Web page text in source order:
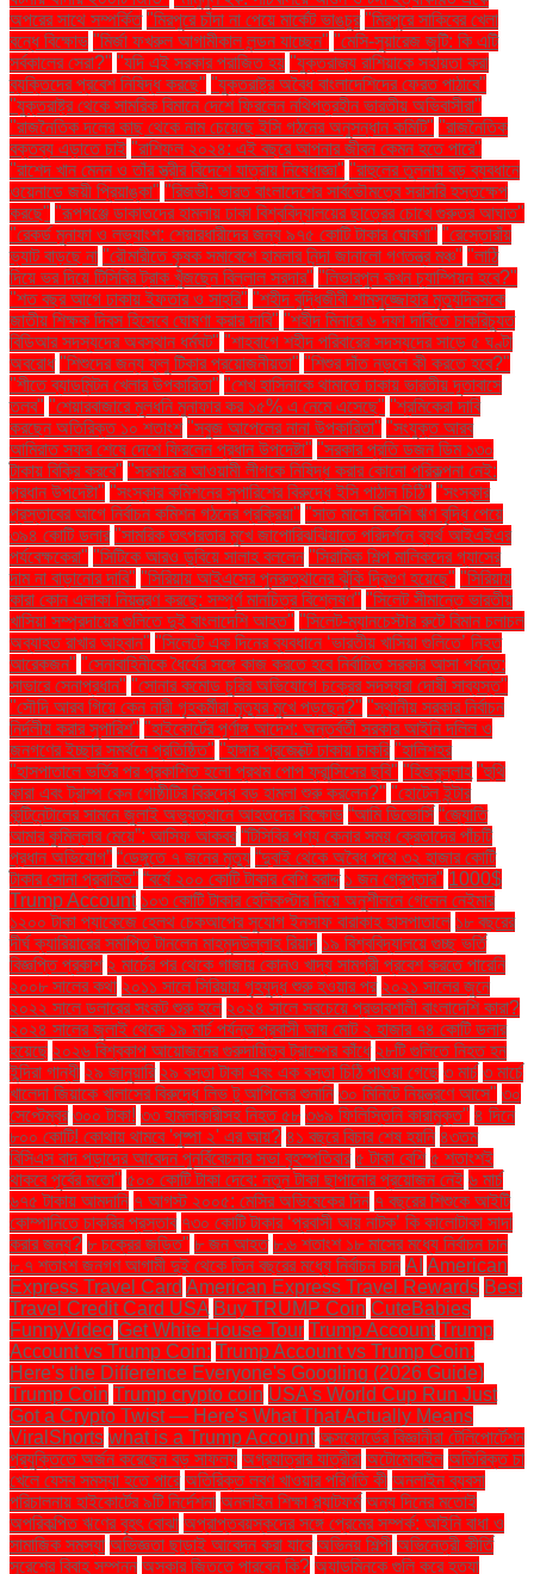
অপরের সাথে সম্পর্কিত "মিরপুরে চাঁদা না পেয়ে মার্কেট ভাঙচুর "মিরপুরে সাকিবের খেলা
বন্ধে বিক্ষোভ "মির্জা ফখরুল আগামীকাল লন্ডন যাচ্ছেন" "মেসি-সুয়ারেজ জুটি: কি এটি
সর্বকালের সেরা?" "যদি এই সরকার পরাজিত হয় "যুক্তরাজ্য রাশিয়াকে সহায়তা করা
ব্যক্তিদের প্রবেশ নিষিদ্ধ করছে" "যুক্তরাষ্ট্র অবৈধ বাংলাদেশিদের ফেরত পাঠাবে"
"যুক্তরাষ্ট্র থেকে সামরিক বিমানে দেশে ফিরলেন নথিপত্রহীন ভারতীয় অভিবাসীরা"
"রাজনৈতিক দলের কাছ থেকে নাম চেয়েছে ইসি গঠনের অনুসন্ধান কমিটি" "রাজনৈতিক
বক্তব্য এড়াতে চাই "রাশিফল ২০২৪: এই বছরে আপনার জীবন কেমন হতে পারে"
"রাশেদ খান মেনন ও তাঁর স্ত্রীর বিদেশে যাত্রায় নিষেধাজ্ঞা" "রাহুলের তুলনায় বড় ব্যবধানে
ওয়েনাডে জয়ী প্রিয়াঙ্কা" "রিজভী: ভারত বাংলাদেশের সার্বভৌমত্বে সরাসরি হস্তক্ষেপ
করছে" "রূপগঞ্জে ডাকাতদের হামলায় ঢাকা বিশ্ববিদ্যালয়ের ছাত্রের চোখে গুরুতর আঘাত"
"রেকর্ড মুনাফা ও লভ্যাংশ: শেয়ারধারীদের জন্য ৯৭৫ কোটি টাকার ঘোষণা" "রেস্তোরাঁয়
ভ্যাট বাড়ছে না "রৌমারীতে কৃষক সমাবেশে হামলার নিন্দা জানালো গণতন্ত্র মঞ্চ" "লাঠি
দিয়ে ভর দিয়ে টিসিবির ট্রাক খুঁজছেন বিল্লাল সরদার" "লিভারপুল কখন চ্যাম্পিয়ন হবে?"
"শত বছর আগে ঢাকায় ইফতার ও সাহ্‌রি" "শহীদ বুদ্ধিজীবী শামসুজ্জোহার মৃত্যুদিবসকে
জাতীয় শিক্ষক দিবস হিসেবে ঘোষণা করার দাবি" "শহীদ মিনারে ৬ দফা দাবিতে চাকরিচ্যুত
বিডিআর সদস্যদের অবস্থান ধর্মঘট" "শাহবাগে শহীদ পরিবারের সদস্যদের সাড়ে ৫ ঘণ্টা
অবরোধ "শিশুদের জন্য ফ্লু টিকার প্রয়োজনীয়তা" "শিশুর দাঁত নড়লে কী করতে হবে?"
"শীতে ব্যাডমিন্টন খেলার উপকারিতা" "শেখ হাসিনাকে থামাতে ঢাকায় ভারতীয় দূতাবাসে
তলব" "শেয়ারবাজারে মূলধনি মুনাফার কর ১৫% এ নেমে এসেছে" "শ্রমিকেরা দাবি
করছেন অতিরিক্ত ১০ শতাংশ "সবুজ আপেলের নানা উপকারিতা" "সংযুক্ত আরব
আমিরাত সফর শেষে দেশে ফিরলেন প্রধান উপদেষ্টা" "সরকার প্রতি ডজন ডিম ১৩০
টাকায় বিক্রি করবে" "সরকারের আওয়ামী লীগকে নিষিদ্ধ করার কোনো পরিকল্পনা নেই:
প্রধান উপদেষ্টা" "সংস্কার কমিশনের সুপারিশের বিরুদ্ধে ইসি পাঠাল চিঠি" "সংস্কার
প্রস্তাবের আগে নির্বাচন কমিশন গঠনের প্রক্রিয়া" "সাত মাসে বিদেশি ঋণ বৃদ্ধি পেয়ে
৩৯৪ কোটি ডলার "সামরিক তৎপরতার মুখে জাপোরিঝঝিয়াতে পরিদর্শনে ব্যর্থ আইএইএর
পর্যবেক্ষকেরা" "সিটিকে আরও ডুবিয়ে সালাহ বললেন "সিরামিক শিল্প মালিকদের গ্যাসের
দাম না বাড়ানোর দাবি" "সিরিয়ায় আইএসের পুনরুত্থানের ঝুঁকি দ্বিগুণ হয়েছে" "সিরিয়ায়
কারা কোন এলাকা নিয়ন্ত্রণ করছে: সম্পূর্ণ মানচিত্র বিশ্লেষণ" "সিলেট সীমান্তে ভারতীয়
খাসিয়া সম্প্রদায়ের গুলিতে দুই বাংলাদেশি আহত" "সিলেট-ম্যানচেস্টার রুটে বিমান চলাচল
অব্যাহত রাখার আহ্বান" "সিলেটে এক দিনের ব্যবধানে ‘ভারতীয় খাসিয়া গু‌লিতে’ নিহত
আরেকজন" "সেনাবাহিনীকে ধৈর্যের সঙ্গে কাজ করতে হবে নির্বাচিত সরকার আসা পর্যন্ত:
সাভারে সেনাপ্রধান" "সোনার কমোড চুরির অভিযোগে চক্রের সদস্যরা দোষী সাব্যস্ত"
"সৌদি আরব গিয়ে কেন নারী গৃহকর্মীরা মৃত্যুর মুখে পড়ছেন?" "স্থানীয় সরকার নির্বাচন
নির্দলীয় করার সুপারিশ" "হাইকোর্টের পূর্ণাঙ্গ আদেশ: অন্তর্বর্তী সরকার আইনি দলিল ও
জনগণের ইচ্ছার সমর্থনে প্রতিষ্ঠিত" "হাঙ্গার প্রজেক্টে ঢাকায় চাকরি "হালিশহর
"হাসপাতালে ভর্তির পর প্রকাশিত হলো প্রথম পোপ ফ্রান্সিসের ছবি" "হিজবুল্লাহ "হুথি
কারা এবং ট্রাম্প কেন গোষ্ঠীটির বিরুদ্ধে বড় হামলা শুরু করলেন?" "হোটেল ইন্টার
কন্টিনেন্টালের সামনে জুলাই অভ্যুত্থানে আহতদের বিক্ষোভ “আমি ডিভোর্সি “জ্যোতি
আমার কুমিল্লার মেয়ে”: আসিফ আকবর “টিসিবির পণ্য কেনার সময় ক্রেতাদের পাঁচটি
প্রধান অভিযোগ” “ডেঙ্গুতে ৭ জনের মৃত্যু “দুবাই থেকে অবৈধ পথে ৩২ হাজার কোটি
টাকার সোনা প্রবাহিত” “বর্ষে ২০০ কোটি টাকার বেশি বরাদ্দ ১ জন গ্রেপ্তার" 1000$
Trump Account ১০৩ কোটি টাকার হেলিকপ্টার নিয়ে অনুশীলনে গেলেন নেইমার
১২০০ টাকা প্যাকেজে হেলথ চেকআপের সুযোগ ইনসাফ বারাকাহ হাসপাতালে ১৮ বছরের
দীর্ঘ ক্যারিয়ারের সমাপ্তি টানলেন মাহমুদউল্লাহ রিয়াদ ১৯ বিশ্ববিদ্যালয়ে গুচ্ছ ভর্তি
বিজ্ঞপ্তি প্রকাশ ২ মার্চের পর থেকে গাজায় কোনও খাদ্য সামগ্রী প্রবেশ করতে পারেনি
২০০৮ সালের কথা ২০১১ সালে সিরিয়ায় গৃহযুদ্ধ শুরু হওয়ার পর ২০২১ সালের জুনে
২০২২ সালে ডলারের সংকট শুরু হলে ২০২৪ সালে সবচেয়ে প্রভাবশালী বাংলাদেশি কারা?
২০২৪ সালের জুলাই থেকে ১৯ মার্চ পর্যন্ত প্রবাসী আয় মোট ২ হাজার ৭৪ কোটি ডলার
হয়েছে ২০২৬ বিশ্বকাপ আয়োজনের গুরুদায়িত্ব ট্রাম্পের কাঁধে ২৮টি গুলিতে নিহত হন
ইন্দিরা গান্ধী ২৯ জানুয়ারি ২৯ বস্তা টাকা এবং এক বস্তা চিঠি পাওয়া গেছে ৩ মার্চ ৩ মার্চে
খালেদা জিয়াকে খালাসের বিরুদ্ধে লিভ টু আপিলের শুনানি ৩০ মিনিটে নিয়ন্ত্রণে আসে" ৩০
সেপ্টেম্বর ৩০০ টাকা! ৩৩ হামলাকারীসহ নিহত ৫৮ ৩৬৯ ফিলিস্তিনি কারামুক্ত" ৪ দিনে
৮০০ কোটি! কোথায় থামবে 'পুষ্পা ২' এর আয়? ৪১ বছরে বিচার শেষ হয়নি ৪৩তম
বিসিএস বাদ পড়াদের আবেদন পুনর্বিবেচনার সভা বৃহস্পতিবার ৫ টাকা বেশি ৫ শতাংশই
থাকবে পূর্বের মতো" ৫০০ কোটি টাকা দেবে: নতুন টাকা ছাপানোর প্রয়োজন নেই ৬ মার্চ
৬৭৫ টাকায় আমদানি ৭ আগস্ট ২০০৫: মেসির অভিষেকের দিন ৭ বছরের শিশুকে আইটি
কোম্পানিতে চাকরির প্রস্তাব ৭৩০ কোটি টাকার ‘প্রবাসী আয় নাটক’ কি কালোটাকা সাদা
করার জন্য? ৮ চক্রের জড়িত" ৮ জন আহত ৮.৬ শতাংশ ১৮ মাসের মধ্যে নির্বাচন চান
৮.৭ শতাংশ জনগণ আগামী দুই থেকে তিন বছরের মধ্যে নির্বাচন চান AI American
Express Travel Card American Express Travel Rewards Best
Travel Credit Card USA Buy TRUMP Coin CuteBabies
FunnyVideo Get White House Tour Trump Account Trump
Account vs Trump Coin: Trump Account vs Trump Coin:
Here's the Difference Everyone's Googling (2026 Guide)
Trump Coin Trump crypto coin USA's World Cup Run Just
Got a Crypto Twist — Here's What That Actually Means
ViralShorts what is a Trump Account অক্সফোর্ডের বিজ্ঞানীরা টেলিপোর্টেশন
প্রযুক্তিতে অর্জন করেছেন বড় সাফল্য অগ্রযাত্রার যাত্রীরা অটোমোবাইল অতিরিক্ত চা
খেলে যেসব সমস্যা হতে পারে অতিরিক্ত লবণ খাওয়ার পরিণতি কী অনলাইন ব্যবসা
পরিচালনায় হাইকোর্টের ৯টি নির্দেশনা অনলাইন শিক্ষা প্ল্যাটফর্ম অন্য দিনের মতোই
অপরিকল্পিত ঋণের বৃহৎ বোঝা অপ্রাপ্তবয়স্কদের সঙ্গে প্রেমের সম্পর্ক: আইনি বাধা ও
সামাজিক সমস্যা অভিজ্ঞতা ছাড়াই আবেদন করা যাবে অভিনয় শিল্পী অভিনেত্রী কীর্তি
সুরেশের বিবাহ সম্পন্ন অস্কার জিততে পারবেন কি? অ্যাডমিনকে গুলি করে হত্যা